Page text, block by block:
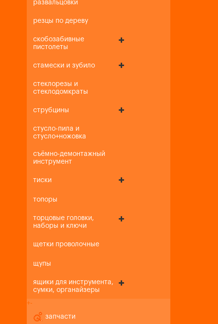
развальцовки
резцы по дереву
скобозабивные
пистолеты
стамески и зубило
стеклорезы и
стеклодомкраты
струбцины
стусло-пила и
стусло+ножовка
съёмно-демонтажный
инструмент
тиски
топоры
торцовые головки,
наборы и ключи
щетки проволочные
щупы
ящики для инструмента,
сумки, органайзеры
+-
запчасти